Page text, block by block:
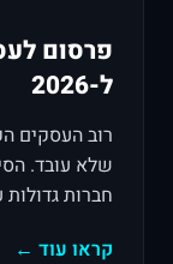
פרסום
ל-2026
רוב העסקים
שלא עובד.
חברות
קראו עוד ←